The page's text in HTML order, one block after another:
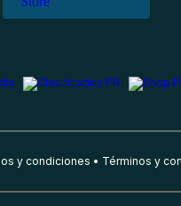
y condiciones Términos y